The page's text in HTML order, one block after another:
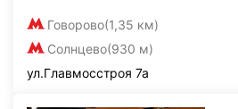
Говорово(1,35 км)
Солнцево(930 м)
ул.Главмосстроя 7а